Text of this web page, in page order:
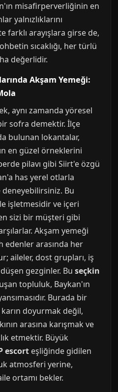
misafirperverliğinin en
yalnızlıklarını
farklı arayışlara girse de,
sıcaklığı, her türlü
değerlidir.
Akşam Yemeği:
aynı zamanda yöresel
sofra demektir. İlçe
bulunan lokantalar,
en güzel örneklerini
pilavı gibi Siirt'e özgü
has yerel otlarla
deneyebilirsiniz. Bu
işletmesidir ve içeri
sizi bir müşteri gibi
Akşam yemeği
edenler arasında her
aileler, dost grupları, iş
gezginler. Bu seçkin
topluluk, Baykan'ın
Burada bir
doyurmak değil,
arasına karışmak ve
etmektir. Büyük
escort eşliğinde gidilen
atmosferi yerine,
ortamı bekler.